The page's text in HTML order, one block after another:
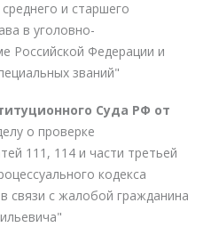
и старшего
в уголовно-
Российской Федерации и
званий"
Суда РФ от
о проверке
111, 114 и части третьей
кодекса
связи с жалобой гражданина